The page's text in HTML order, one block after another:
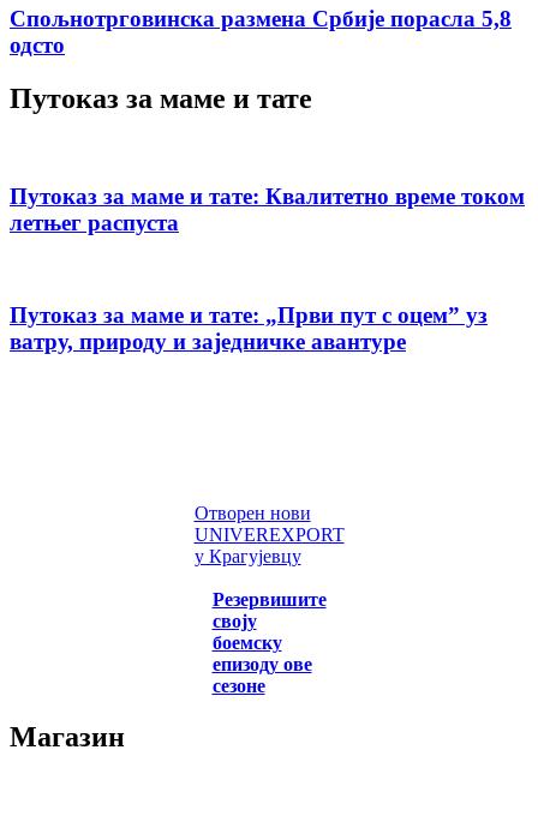
Спољнотрговинска размена Србије порасла 5,8
одсто
Путоказ за маме и тате
Путоказ за маме и тате: Квалитетно време током
летњег распуста
Путоказ за маме и тате: „Први пут с оцемˮ уз
ватру, природу и заједничке авантуре
Отворен нови
UNIVEREXPORT
у Крагујевцу
Резервишите
своју
боемску
епизоду ове
сезоне
Магазин